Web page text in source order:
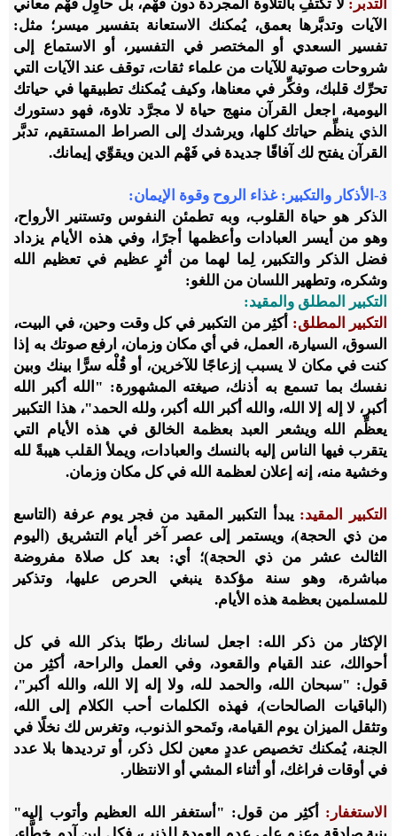
التدبر: لا تكتفِ بالتلاوة المجردة دون فَهْم، بل حاوِل فَهْم معاني
الآيات وتدبَّرها بعمق، يُمكنك الاستعانة بتفسير ميسر؛ مثل:
تفسير السعدي أو المختصر في التفسير، أو الاستماع إلى
شروحات صوتية للآيات من علماء ثقات، توقف عند الآيات التي
تحرِّك قلبك، وفكِّر في معناها، وكيف يُمكنك تطبيقها في حياتك
اليومية، اجعل القرآن منهج حياة لا مجرَّد تلاوة، فهو دستورك
الذي ينظِّم حياتك كلها، ويرشدك إلى الصراط المستقيم، تدبَّر
القرآن يفتح لك آفاقًا جديدة في فَهْم الدين ويقوِّي إيمانك.
3- الأذكار والتكبير: غذاء الروح وقوة الإيمان:
الذكر هو حياة القلوب، وبه تطمئن النفوس وتستنير الأرواح،
وهو من أيسر العبادات وأعظمها أجرًا، وفي هذه الأيام يزداد
فضل الذكر والتكبير، لِما لهما من أثرٍ عظيم في تعظيم الله
وشكره، وتطهير اللسان من اللغو:
التكبير المطلق والمقيد:
التكبير المطلق: أكثِر من التكبير في كل وقت وحين، في البيت،
السوق، السيارة، العمل، في أي مكان وزمان، ارفع صوتك به إذا
كنت في مكان لا يسبب إزعاجًا للآخرين، أو قُلْه سرًّا بينك وبين
نفسك بما تسمع به أذنك، صيغته المشهورة: "الله أكبر الله
أكبر، لا إله إلا الله، والله أكبر الله أكبر، ولله الحمد"، هذا التكبير
يعظِّم الله ويشعر العبد بعظمة الخالق في هذه الأيام التي
يتقرب فيها الناس إليه بالنسك والعبادات، ويملأ القلب هيبةً لله
وخشية منه، إنه إعلان لعظمة الله في كل مكان وزمان.
التكبير المقيد: يبدأ التكبير المقيد من فجر يوم عرفة (التاسع
من ذي الحجة)، ويستمر إلى عصر آخر أيام التشريق (اليوم
الثالث عشر من ذي الحجة)؛ أي: بعد كل صلاة مفروضة
مباشرة، وهو سنة مؤكدة ينبغي الحرص عليها، وتذكير
للمسلمين بعظمة هذه الأيام.
الإكثار من ذكر الله: اجعل لسانك رطبًا بذكر الله في كل
أحوالك، عند القيام والقعود، وفي العمل والراحة، أكثِر من
قول: "سبحان الله، والحمد لله، ولا إله إلا الله، والله أكبر"،
(الباقيات الصالحات)، فهذه الكلمات أحب الكلام إلى الله،
وتثقل الميزان يوم القيامة، وتَمحو الذنوب، وتغرس لك نخلًا في
الجنة، يُمكنك تخصيص عددٍ معين لكل ذكر، أو ترديدها بلا عدد
في أوقات فراغك، أو أثناء المشي أو الانتظار.
الاستغفار: أكثِر من قول: "أستغفر الله العظيم وأتوب إليه"